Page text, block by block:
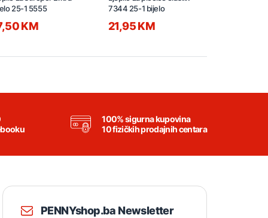
25-1 5555
KM
7344 25-1 bijelo
21,95 KM
100% sigurna kupovina
10 fizičkih prodajnih centara
PENNYshop.ba Newsletter